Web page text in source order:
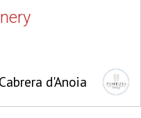
d'Anoia